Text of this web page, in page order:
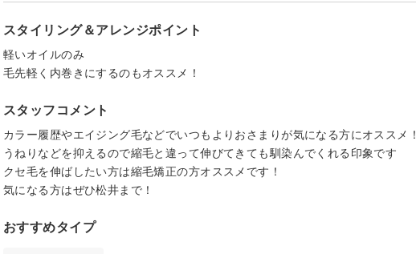
スタイリング＆アレンジポイント
軽いオイルのみ
毛先軽く内巻きにするのもオススメ！
スタッフコメント
カラー履歴やエイジング毛などでいつもよりおさまりが気になる方にオススメ！
うねりなどを抑えるので縮毛と違って伸びてきても馴染んでくれる印象です
クセ毛を伸ばしたい方は縮毛矯正の方オススメです！
気になる方はぜひ松井まで！
おすすめタイプ